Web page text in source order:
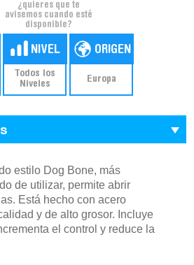
¿quieres que te
avisemos cuando esté
disponible?
Todos los
Niveles
Europa
estilo Dog Bone, más
de utilizar, permite abrir
Está hecho con acero
y de alto grosor. Incluye
el control y reduce la